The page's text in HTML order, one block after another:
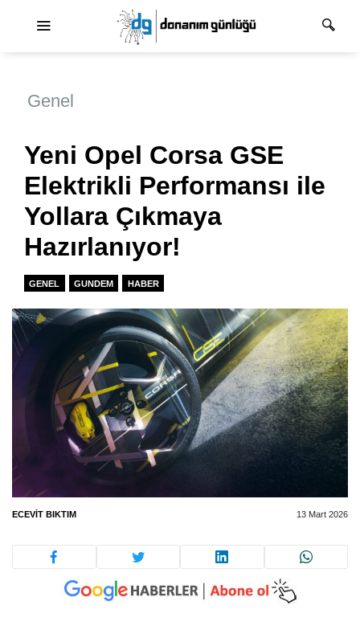
Genel
Yeni Opel Corsa GSE
Elektrikli Performansı ile
Yollara Çıkmaya
Hazırlanıyor!
GENEL GUNDEM HABER
ECEVIT BIKTIM 13 Mart 2026